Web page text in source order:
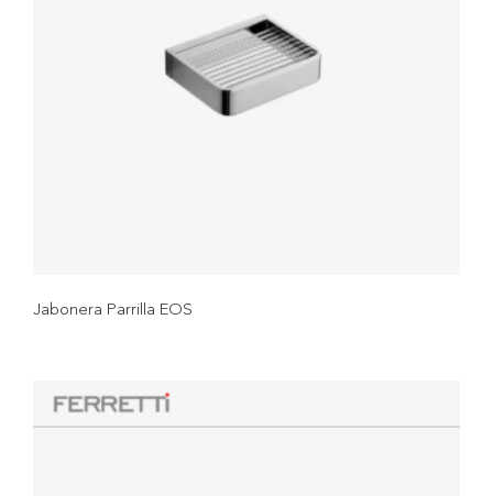
Jabonera Parrilla EOS